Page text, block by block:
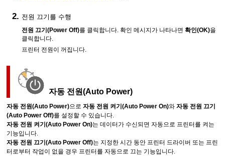
전원 끄기를 수행
전원 끄기(Power Off)를 클릭합니다. 확인 메시지가 나타나면확인(OK)을
클릭합니다.
프린터 전원이 꺼집니다.
자동 전원(Auto Power)
자동 전원(Auto Power)으로자동 전원 켜기(Auto Power On)와자동 전원 끄기
(Auto Power Off)를 설정할 수 있습니다.
자동 전원 켜기(Auto Power On)는 데이터가 수신되면 자동으로 프린터 를 켜는
기능입니다.
자동 전원 끄기(Auto Power Off)는 지정한 시간 동안 프린터 드라이버 또는 프린
터 로부터 작업이 없을 경우 프린터 를 자동으로 끄는 기능입니다.